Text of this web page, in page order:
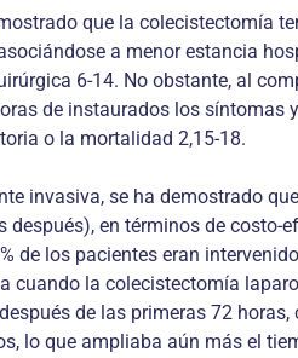
que la colecistectomía
a menor estancia
6-14. No obstante, al
de ins­taurados los
o la mortalidad 2,15-18.
invasiva, se ha demostrado
en términos de
de los pacien­tes eran
la colecistectomía
de las primeras 72
lo que ampliaba aún más el